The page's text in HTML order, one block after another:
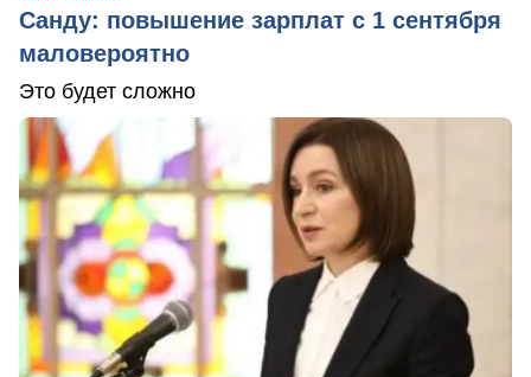
Санду: повышение зарплат с 1 сентября
маловероятно
Это будет сложно